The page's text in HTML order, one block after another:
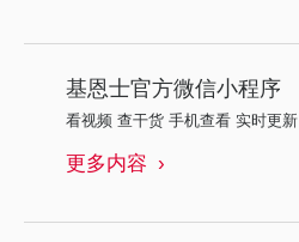
基恩士官方微信小程序
看视频 查干货 手机查看 实时更新
更多内容